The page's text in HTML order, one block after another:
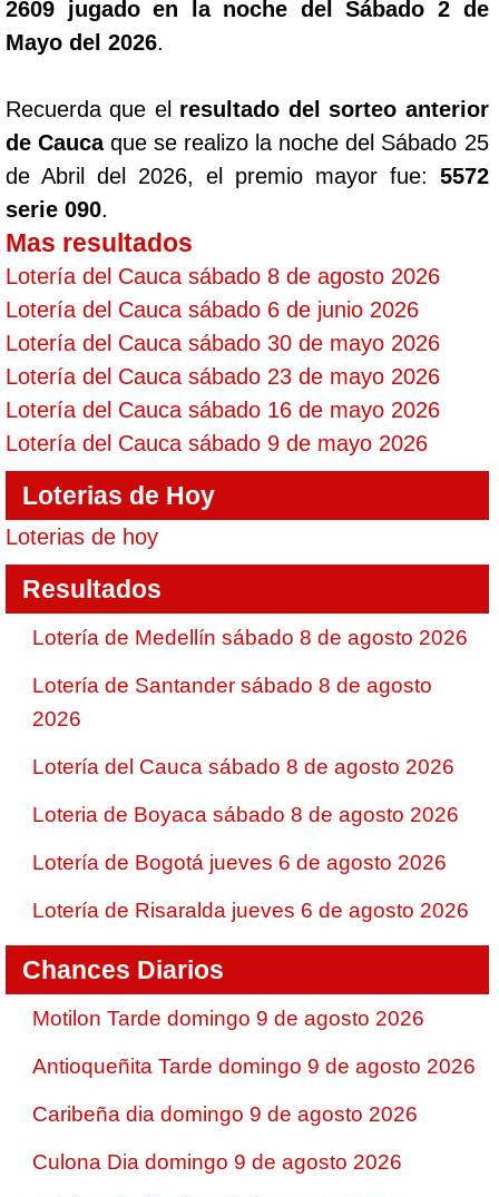
2609 jugado en la noche del Sábado 2 de
Mayo del 2026.
Recuerda que el resultado del sorteo anterior
de Caucaque se realizo la noche del Sábado 25
de Abril del 2026, el premio mayor fue: 5572
serie 090.
Mas resultados
Lotería del Cauca sábado 8 de agosto 2026
Lotería del Cauca sábado 6 de junio 2026
Lotería del Cauca sábado 30 de mayo 2026
Lotería del Cauca sábado 23 de mayo 2026
Lotería del Cauca sábado 16 de mayo 2026
Lotería del Cauca sábado 9 de mayo 2026
Loterias de Hoy
Loterias de hoy
Resultados
Lotería de Medellín sábado 8 de agosto 2026
Lotería de Santander sábado 8 de agosto
2026
Lotería del Cauca sábado 8 de agosto 2026
Loteria de Boyaca sábado 8 de agosto 2026
Lotería de Bogotá jueves 6 de agosto 2026
Lotería de Risaralda jueves 6 de agosto 2026
Chances Diarios
Motilon Tarde domingo 9 de agosto 2026
Antioqueñita Tarde domingo 9 de agosto 2026
Caribeña dia domingo 9 de agosto 2026
Culona Dia domingo 9 de agosto 2026